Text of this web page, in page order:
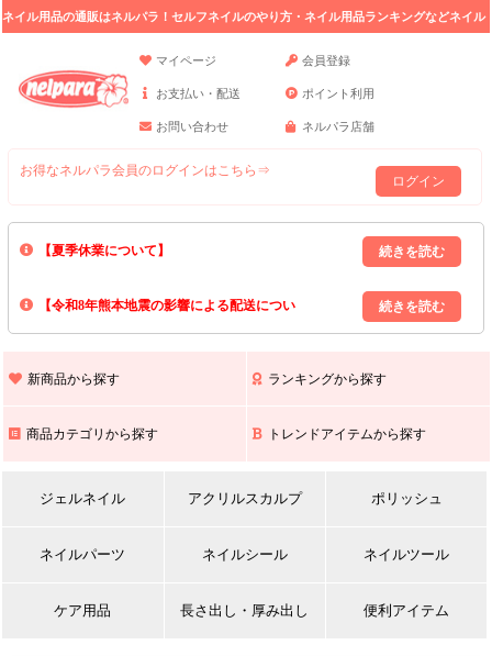
ネイル用品の通販はネルパラ！セルフネイルのやり方・ネイル用品ランキングなどネイル
マイページ
会員登録
お支払い・配送 ポイント利用
お問い合わせ ネルパラ店舗
お得なネルパラ会員のログインはこちら⇒
ログイン
【夏季休業について】
8/13(木)～8/16(日)の間｢出荷業務・お問い合わせ業務｣はお休みいたしま
上記期間中のご注文・お問い合わせは8/17(月)以降の対応となりますので
【令和8年熊本地震の影響による配送につい
また､ 九州全域でお荷物のお届けに遅延が生じております｡
新商品から探す ランキングから探す
商品カテゴリから探す トレンドアイテムから探す
ジェルネイル アクリルスカルプ ポリッシュ
ネイルパーツ ネイルシール ネイルツール
ケア用品 長さ出し・厚み出し 便利アイテム